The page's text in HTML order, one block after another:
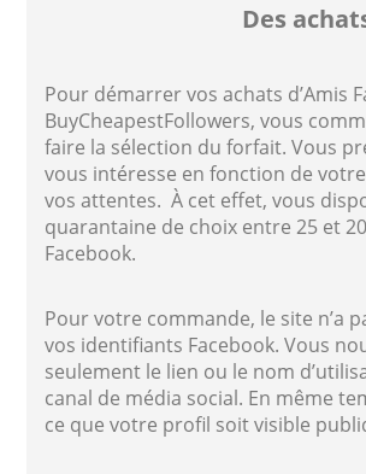
Des
Pour démarrer vos achats d’Amis
BuyCheapestFollowers, vous
faire la sélection du forfait. Vous
vous intéresse en fonction de
vos attentes. À cet effet, vous
quarantaine de choix entre 25 et
Facebook.
Pour votre commande, le site n’a
vos identifiants Facebook. Vous
seulement le lien ou le nom
canal de média social. En même
ce que votre profil soit visible